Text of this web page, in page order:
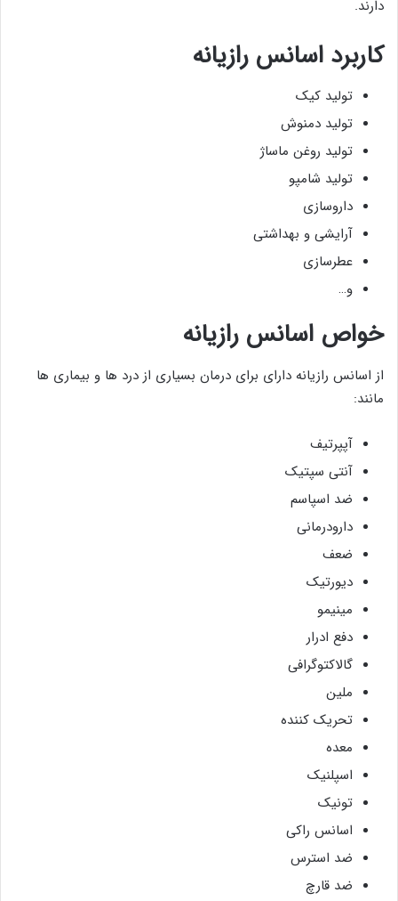
دارند.
کاربرد اسانس رازیانه
تولید کیک
تولید دمنوش
تولید روغن ماساژ
تولید شامپو
داروسازی
آرایشی و بهداشتی
عطرسازی
و…
خواص اسانس رازیانه
از اسانس رازیانه دارای برای درمان بسیاری از درد ها و بیماری ها
مانند:
آپپرتیف
آنتی سپتیک
ضد اسپاسم
دارودرمانی
ضعف
دیورتیک
مینیمو
دفع ادرار
گالاکتوگرافی
ملین
تحریک کننده
معده
اسپلنیک
تونیک
اسانس راکی
ضد استرس
ضد قارچ